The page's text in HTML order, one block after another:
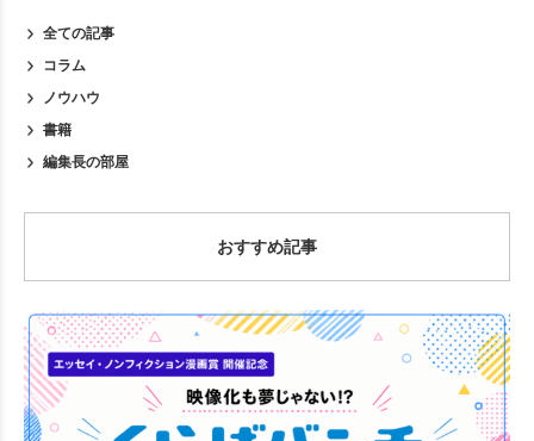
全ての記事
コラム
ノウハウ
書籍
編集長の部屋
おすすめ記事